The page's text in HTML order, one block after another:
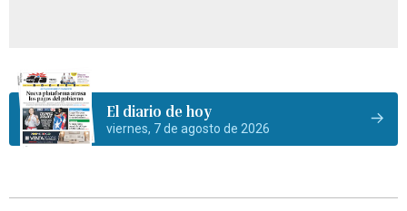
El diario de hoy
viernes, 7 de agosto de 2026